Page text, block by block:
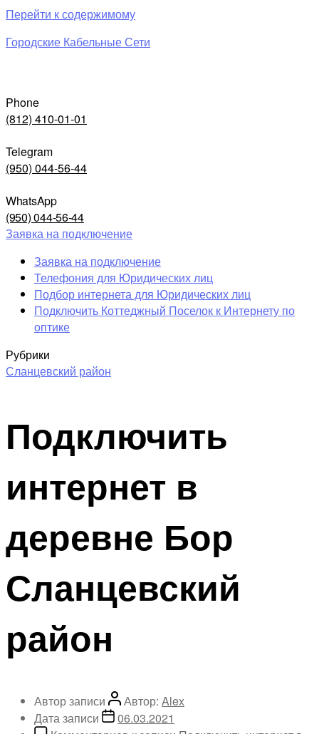
Перейти к содержимому
Городские Кабельные Сети
Phone
(812) 410-01-01
Telegram
(950) 044-56-44
WhatsApp
(950) 044-56-44
Заявка на подключение
Заявка на подключение
Телефония для Юридических лиц
Подбор интернета для Юридических лиц
Подключить Коттеджный Поселок к Интернету по
оптике
Рубрики
Сланцевский район
Подключить
интернет в
деревне Бор
Сланцевский
район
Автор записи Автор: Alex
Дата записи
06.03.2021